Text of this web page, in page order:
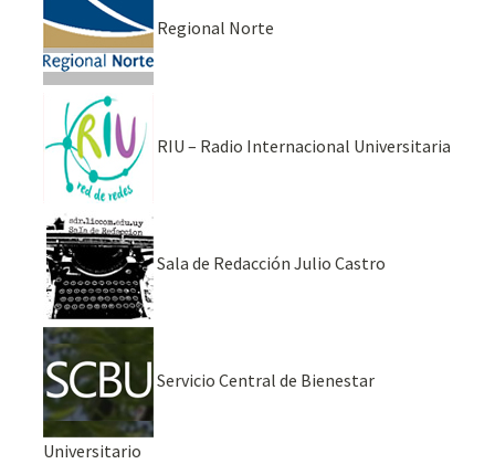
Regional Norte
RIU – Radio Internacional Universitaria
Sala de Redacción Julio Castro
Servicio Central de Bienestar
Universitario